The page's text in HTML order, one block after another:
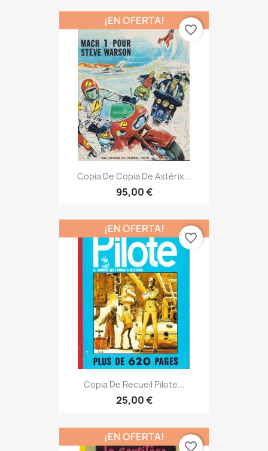
Copia De Copia De Astérix...
95,00 €
¡EN OFERTA!
favorite_border
Copia De Recueil Pilote...
25,00 €
¡EN OFERTA!
favorite_border
¡EN OFERTA!
favorite_border